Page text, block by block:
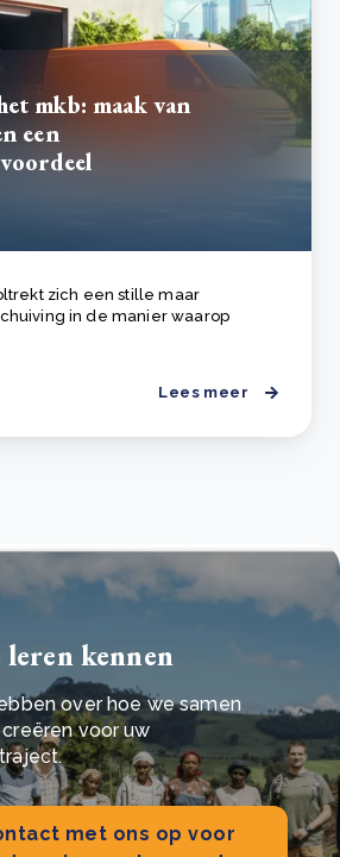
mkb: maak van
een
zich een stille maar
in de manier waarop
Lees meer
leren kennen
over hoe we samen
voor uw
met ons op voor